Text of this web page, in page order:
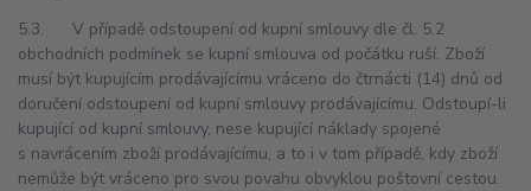
5.3. V případě odstoupení od kupní smlouvy dle čl. 5.2
obchodních podmínek se kupní smlouva od počátku ruší. Zboží
musí být kupujícím prodávajícímu vráceno do čtrnácti (14) dnů od
doručení odstoupení od kupní smlouvy prodávajícímu. Odstoupí-li
kupující od kupní smlouvy, nese kupující náklady spojené
s navrácením zboží prodávajícímu, a to i v tom případě, kdy zboží
nemůže být vráceno pro svou povahu obvyklou poštovní cestou.